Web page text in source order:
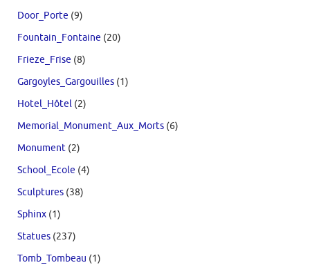
Door_Porte (9)
Fountain_Fontaine (20)
Frieze_Frise (8)
Gargoyles_Gargouilles (1)
Hotel_Hôtel (2)
Memorial_Monument_Aux_Morts (6)
Monument (2)
School_Ecole (4)
Sculptures (38)
Sphinx (1)
Statues (237)
Tomb_Tombeau (1)